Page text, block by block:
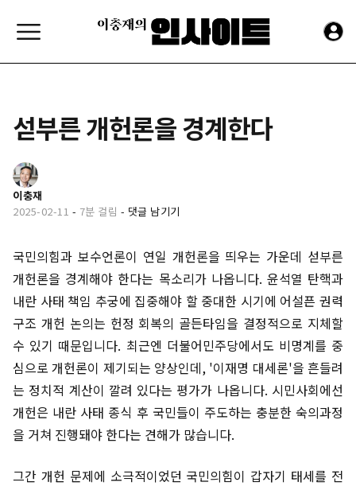
섣부른 개헌론을 경계한다
이충재
2025-02-11 - 7분 걸림 - 댓글 남기기
국민의힘과 보수언론이 연일 개헌론을 띄우는 가운데 섣부른
개헌론을 경계해야 한다는 목소리가 나옵니다. 윤석열 탄핵과
내란 사태 책임 추궁에 집중해야 할 중대한 시기에 어설픈 권력
구조 개헌 논의는 헌정 회복의 골든타임을 결정적으로 지체할
수 있기 때문입니다. 최근엔 더불어민주당에서도 비명계를 중
심으로 개헌론이 제기되는 양상인데, '이재명 대세론'을 흔들려
는 정치적 계산이 깔려 있다는 평가가 나옵니다. 시민사회에선
개헌은 내란 사태 종식 후 국민들이 주도하는 충분한 숙의과정
을 거쳐 진행돼야 한다는 견해가 많습니다.
그간 개헌 문제에 소극적이었던 국민의힘이 갑자기 태세를 전